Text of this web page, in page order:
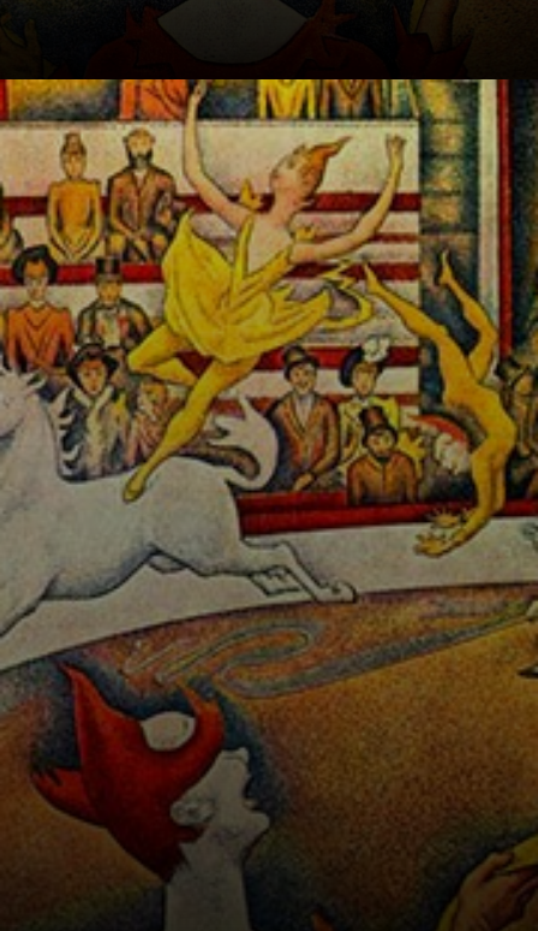
O Circo Fernando,
em Montmartre,
era um dos mais
populares da
época e um lugar
onde os artistas
se reuniam.